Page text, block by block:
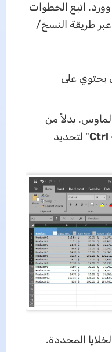
اتبع الخطوات
عبر طريقة النسخ/
يحتوي على
بدلاً من
Ctrl" لتحديد
المحددة.